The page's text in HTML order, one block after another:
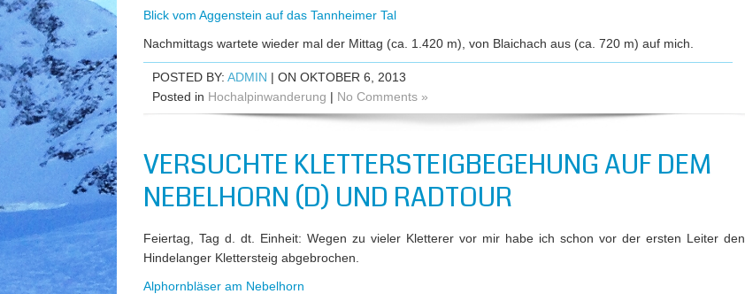
Blick vom Aggenstein auf das Tannheimer Tal
Nachmittags wartete wieder mal der Mittag (ca. 1.420 m), von Blaichach aus (ca. 720 m) auf mich.
POSTED BY: ADMIN | ON OKTOBER 6, 2013
Posted in Hochalpinwanderung | No Comments »
VERSUCHTE KLETTERSTEIGBEGEHUNG AUF DEM
NEBELHORN (D) UND RADTOUR
Feiertag, Tag d. dt. Einheit: Wegen zu vieler Kletterer vor mir habe ich schon vor der ersten Leiter den
Hindelanger Klettersteig abgebrochen.
Alphornbläser am Nebelhorn